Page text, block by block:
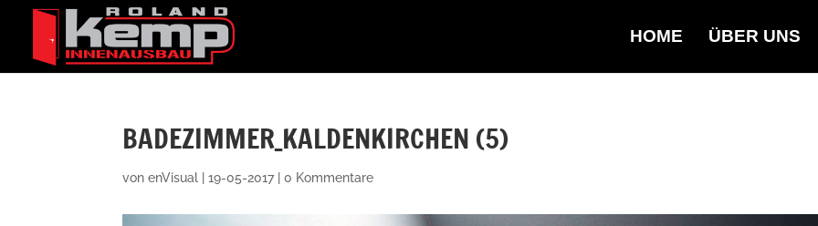
HOME ÜBER UNS
BADEZIMMER_KALDENKIRCHEN (5)
vonenVisual |19-05-2017|0 Kommentare